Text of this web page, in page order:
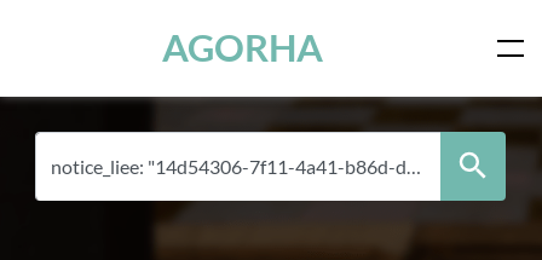
AGORHA